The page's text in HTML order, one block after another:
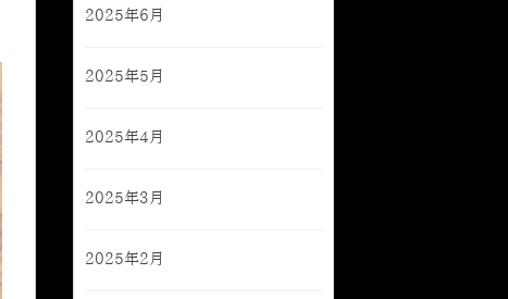
2025年6月
2025年5月
2025年4月
2025年3月
2025年2月